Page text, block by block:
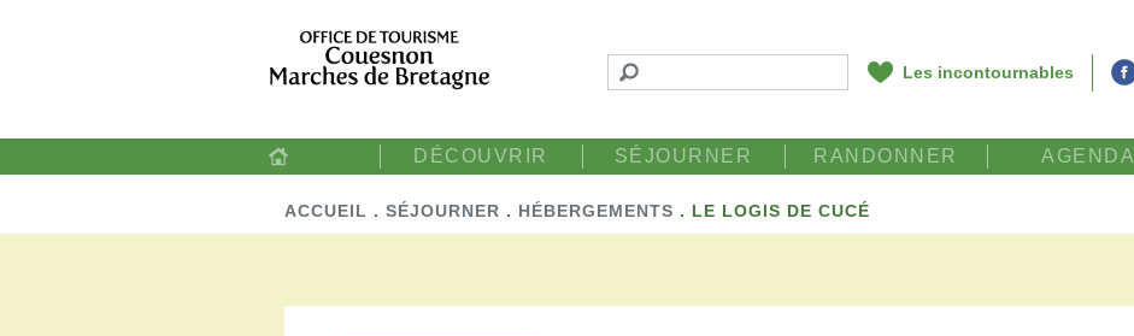
Les incontournables
DÉCOUVRIR SÉJOURNER RANDONNER AGENDA
ACCUEIL .SÉJOURNER . HÉBERGEMENTS . LE LOGIS DE CUCÉ